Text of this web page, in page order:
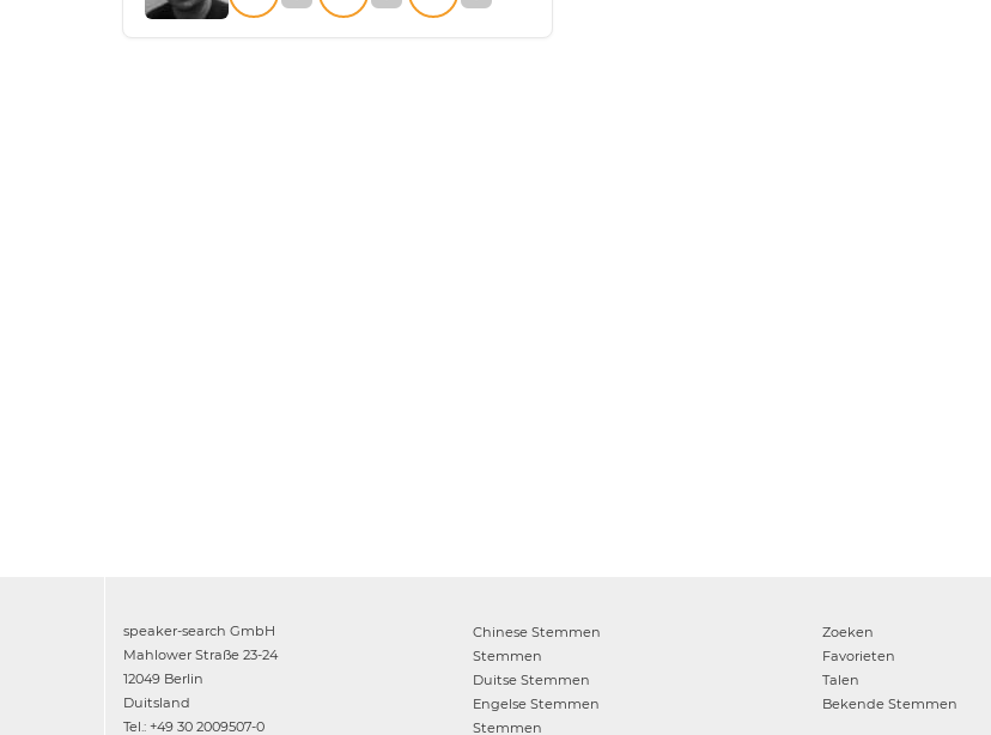
speaker-search GmbH
Mahlower Straße 23-24
12049 Berlin
Duitsland
Tel.: +49 30 2009507-0
Chinese Stemmen
Stemmen
Duitse Stemmen
Engelse Stemmen
Stemmen
Zoeken
Favorieten
Talen
Bekende Stemmen